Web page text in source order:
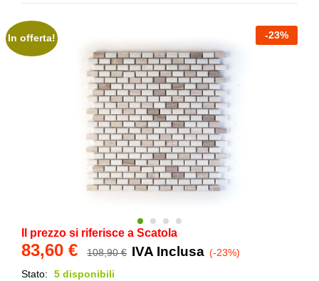
In offerta! -23%
Il prezzo si riferisce a Scatola
83,60 € 108,90€ IVA Inclusa (-23%)
Stato:
5 disponibili